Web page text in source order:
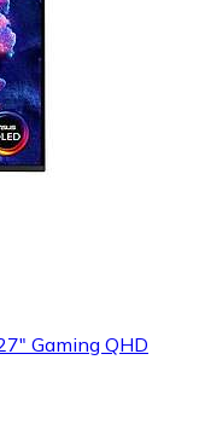
Gaming QHD